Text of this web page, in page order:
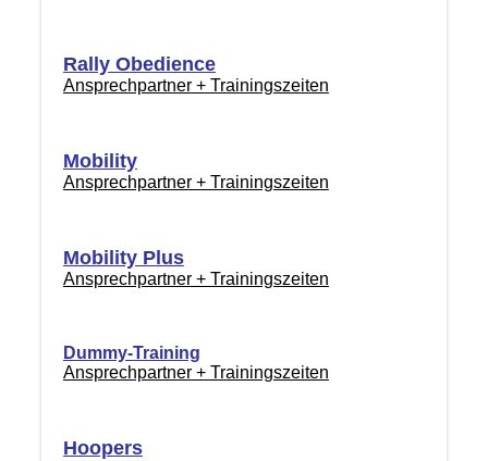
Rally Obedience
Ansprechpartner + Trainingszeiten
Mobility
Ansprechpartner + Trainingszeiten
Mobility Plus
Ansprechpartner + Trainingszeiten
Dummy-Training
Ansprechpartner + Trainingszeiten
Hoopers